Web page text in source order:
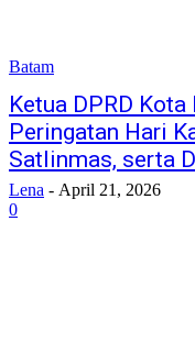
Batam
Ketua DPRD
Peringatan Hari
Satlinmas, serta
Lena - April 21, 2026
0